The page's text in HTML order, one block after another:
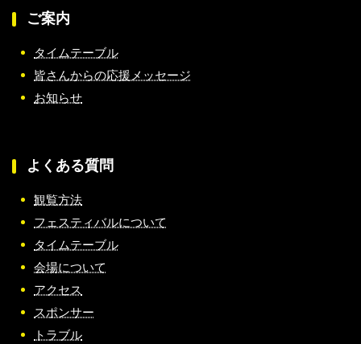
ご案内
タイムテーブル
皆さんからの応援メッセージ
お知らせ
よくある質問
観覧方法
フェスティバルについて
タイムテーブル
会場について
アクセス
スポンサー
トラブル